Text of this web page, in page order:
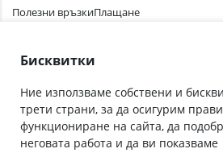
Полезни връзки
Общи условия
Плащане
Абонирай се за нашия бюлетин
Бисквитки
Ние използваме собствени и
трети страни, за да осигурим
функциониране на сайта, да
неговата работа и да ви показваме